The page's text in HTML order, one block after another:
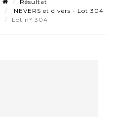
Résultat
NEVERS et divers - Lot 304
Lot n° 304